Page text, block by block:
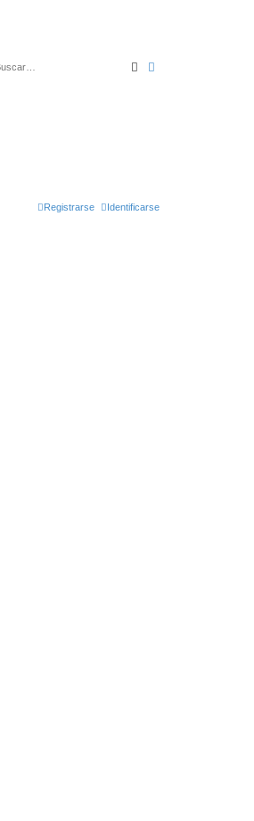
Buscar
Identificarse
Registrarse